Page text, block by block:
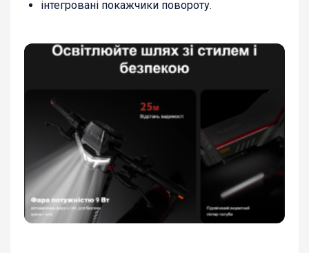
інтегровані покажчики повороту.